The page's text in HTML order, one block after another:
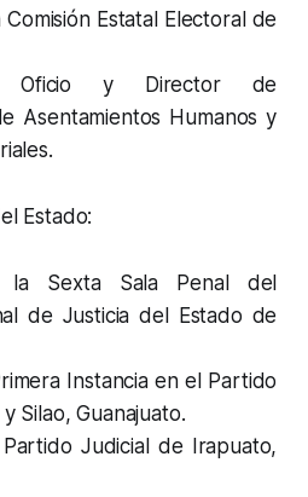
Estatal Electoral de
Oficio y Director de
Asentamientos Humanos y
Estado:
la Sexta Sala Penal del
de Justicia del Estado de
Instancia en el Partido
Silao, Guanajuato.
Judicial de Irapuato,